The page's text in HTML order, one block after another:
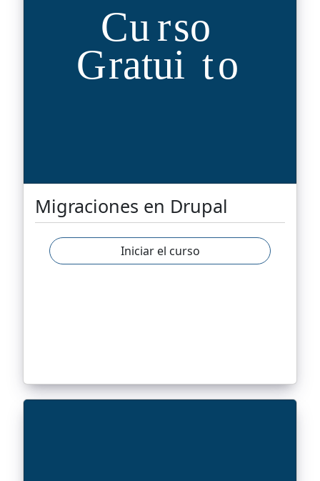
Migraciones en Drupal
Iniciar el curso